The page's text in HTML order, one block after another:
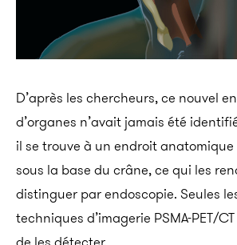
D’après les chercheurs, ce nouvel
d’organes n’avait jamais été
il se trouve à un endroit
sous la base du crâne, ce qui les
distinguer par endoscopie. Seules
techniques d’imagerie PSMA-PET/